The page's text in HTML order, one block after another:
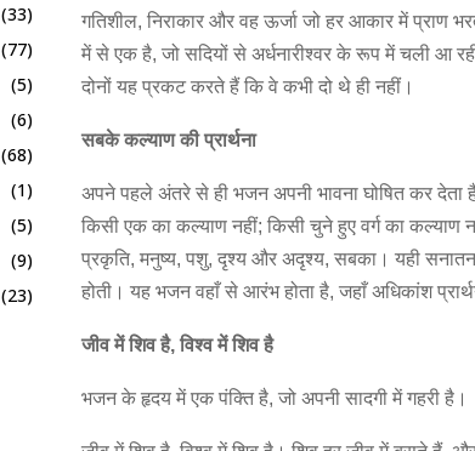
गतिशील, निराकार और वह ऊर्जा जो हर आकार में प्राण
में से एक है, जो सदियों से अर्धनारीश्वर के रूप में चली
दोनों यह प्रकट करते हैं कि वे कभी दो थे ही नहीं।
सबके कल्याण की प्रार्थना
अपने पहले अंतरे से ही भजन अपनी भावना घोषित कर
किसी एक का कल्याण नहीं; किसी चुने हुए वर्ग का
प्रकृति, मनुष्य, पशु, दृश्य और अदृश्य, सबका। यही सनातन
होती। यह भजन वहाँ से आरंभ होता है, जहाँ अधिकांश
जीव में शिव है, विश्व में शिव है
भजन के हृदय में एक पंक्ति है, जो अपनी सादगी में गहरी है।
(33)
(77)
(5)
(6)
(68)
(1)
(5)
(9)
(23)